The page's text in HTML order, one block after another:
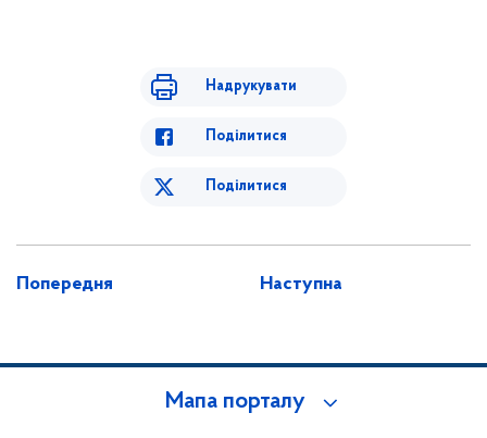
Надрукувати
Поділитися
Поділитися
Попередня Наступна
Мапа порталу